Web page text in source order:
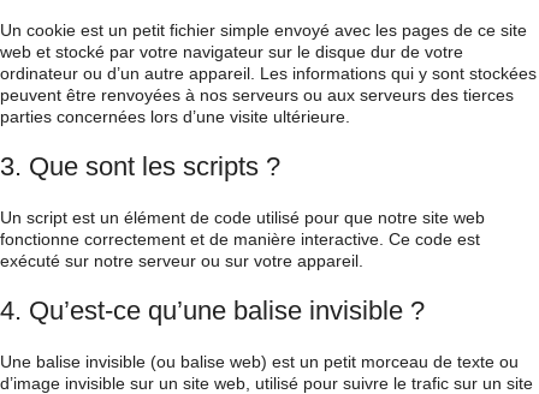
Un cookie est un petit fichier simple envoyé avec les pages de ce site
web et stocké par votre navigateur sur le disque dur de votre
ordinateur ou d’un autre appareil. Les informations qui y sont stockées
peuvent être renvoyées à nos serveurs ou aux serveurs des tierces
parties concernées lors d’une visite ultérieure.
3. Que sont les scripts ?
Un script est un élément de code utilisé pour que notre site web
fonctionne correctement et de manière interactive. Ce code est
exécuté sur notre serveur ou sur votre appareil.
4. Qu’est-ce qu’une balise invisible ?
Une balise invisible (ou balise web) est un petit morceau de texte ou
d’image invisible sur un site web, utilisé pour suivre le trafic sur un site